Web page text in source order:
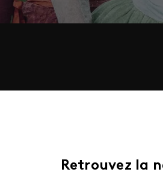
Retrouvez la